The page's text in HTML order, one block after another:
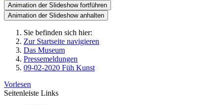
Animation der Slideshow fortführen
Animation der Slideshow anhalten
Sie befinden sich hier:
Zur Startseite navigieren
Das Museum
Pressemeldungen
09-02-2020 Füh Kunst
Vorlesen
Seitenleiste Links